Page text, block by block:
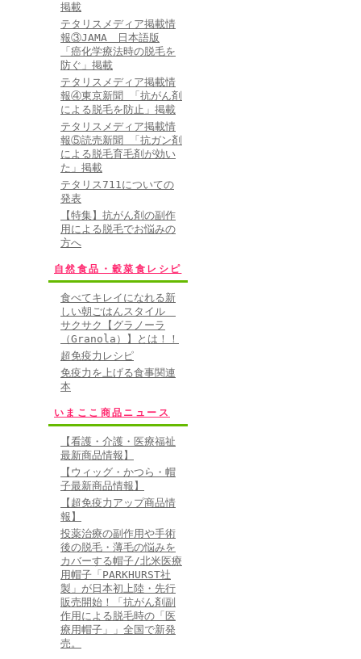
掲載
テタリスメディア掲載情
報③JAMA 日本語版
「癌化学療法時の脱毛を
防ぐ」掲載
テタリスメディア掲載情
報④東京新聞 「抗がん剤
による脱毛を防止」掲載
テタリスメディア掲載情
報⑤読売新聞 「抗ガン剤
による脱毛育毛剤が効い
た」掲載
テタリス711についての
発表
【特集】抗がん剤の副作
用による脱毛でお悩みの
方へ
自然食品・穀菜食レシピ
食べてキレイになれる新
しい朝ごはんスタイル
サクサク【グラノーラ
（Granola）】とは！！
超免疫力レシピ
免疫力を上げる食事関連
本
いまここ商品ニュース
【看護・介護・医療福祉
最新商品情報】
【ウィッグ・かつら・帽
子最新商品情報】
【超免疫力アップ商品情
報】
投薬治療の副作用や手術
後の脱毛・薄毛の悩みを
カバーする帽子/北米医療
用帽子「PARKHURST社
製」が日本初上陸・先行
販売開始！「抗がん剤副
作用による脱毛時の「医
療用帽子」」全国で新発
売。